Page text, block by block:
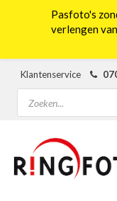
Klantenservice
Producten
zoeken
Pasfoto's
verlengen